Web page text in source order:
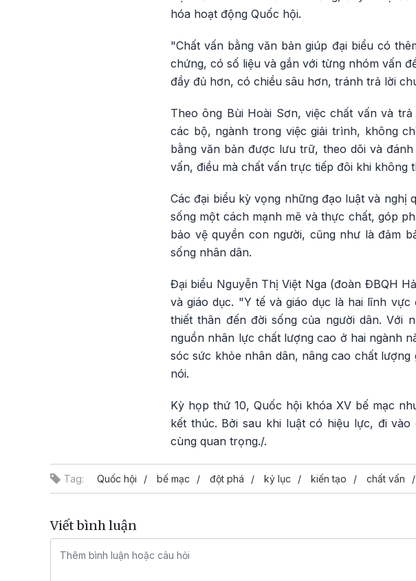
hóa hoạt động Quốc hội.
"Chất vấn bằng văn bản giúp đại biểu có
chứng, có số liệu và gắn với từng nhóm vấn
đầy đủ hơn, có chiều sâu hơn, tránh trả lời
Theo ông Bùi Hoài Sơn, việc chất vấn và
các bộ, ngành trong việc giải trình, không
bằng văn bản được lưu trữ, theo dõi và
vấn, điều mà chất vấn trực tiếp đôi khi không
Các đại biểu kỳ vọng những đạo luật và
sống một cách mạnh mẽ và thực chất, góp
bảo vệ quyền con người, cũng như là đảm
sống nhân dân.
Đại biểu Nguyễn Thị Việt Nga (đoàn ĐBQH
và giáo dục. "Y tế và giáo dục là hai lĩnh
thiết thân đến đời sống của người dân. Với
nguồn nhân lực chất lượng cao ở hai ngành
sóc sức khỏe nhân dân, nâng cao chất
nói.
Kỳ họp thứ 10, Quốc hội khóa XV bế mạc
kết thúc. Bởi sau khi luật có hiệu lực, đi
cùng quan trọng./.
Tag: Quốc hội bế mạc đột phá kỷ lục kiến tạo chất vấn
Viết bình luận